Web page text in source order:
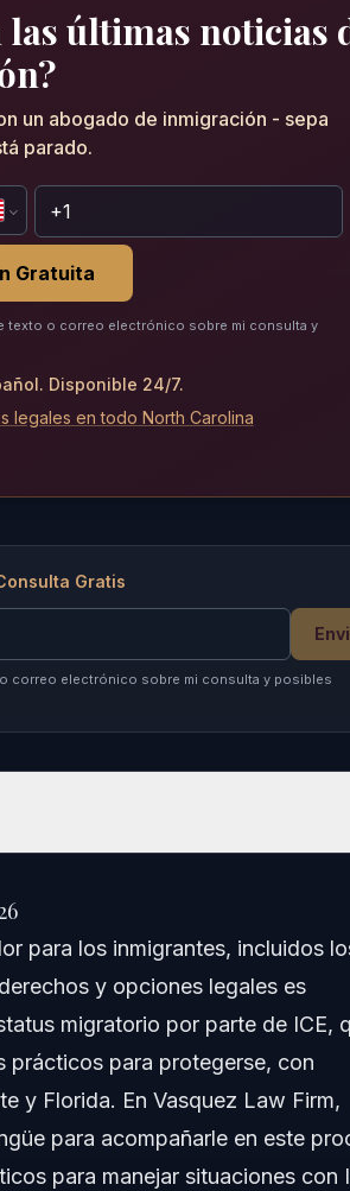
últimas noticias
un abogado de inmigración - sepa
parado.
Gratuita
texto o correo electrónico sobre mi consulta y
Disponible 24/7.
legales en todo North Carolina
Gratis
o correo electrónico sobre mi consulta y posibles
para los inmigrantes, incluidos
y opciones legales es
migratorio por parte de ICE,
prácticos para protegerse, con
y Florida. En Vasquez Law Firm,
para acompañarle en este
para manejar situaciones con